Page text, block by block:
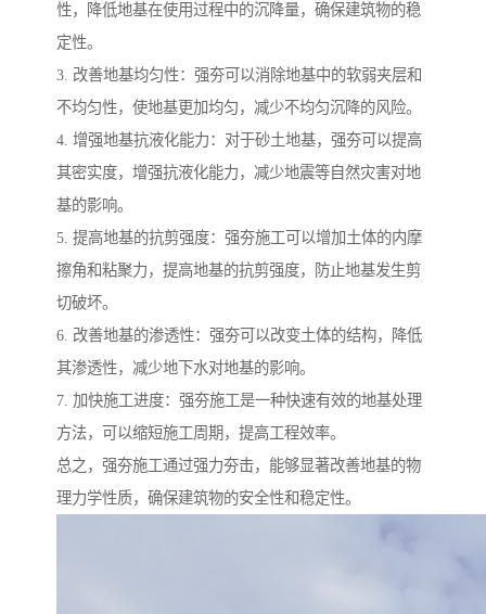
性，降低地基在使用过程中的沉降量，确保建筑物的稳
定性。
3. 改善地基均匀性：强夯可以消除地基中的软弱夹层和
不均匀性，使地基更加均匀，减少不均匀沉降的风险。
4. 增强地基抗液化能力：对于砂土地基，强夯可以提高
其密实度，增强抗液化能力，减少地震等自然灾害对地
基的影响。
5. 提高地基的抗剪强度：强夯施工可以增加土体的内摩
擦角和粘聚力，提高地基的抗剪强度，防止地基发生剪
切破坏。
6. 改善地基的渗透性：强夯可以改变土体的结构，降低
其渗透性，减少地下水对地基的影响。
7. 加快施工进度：强夯施工是一种快速有效的地基处理
方法，可以缩短施工周期，提高工程效率。
总之，强夯施工通过强力夯击，能够显著改善地基的物
理力学性质，确保建筑物的安全性和稳定性。